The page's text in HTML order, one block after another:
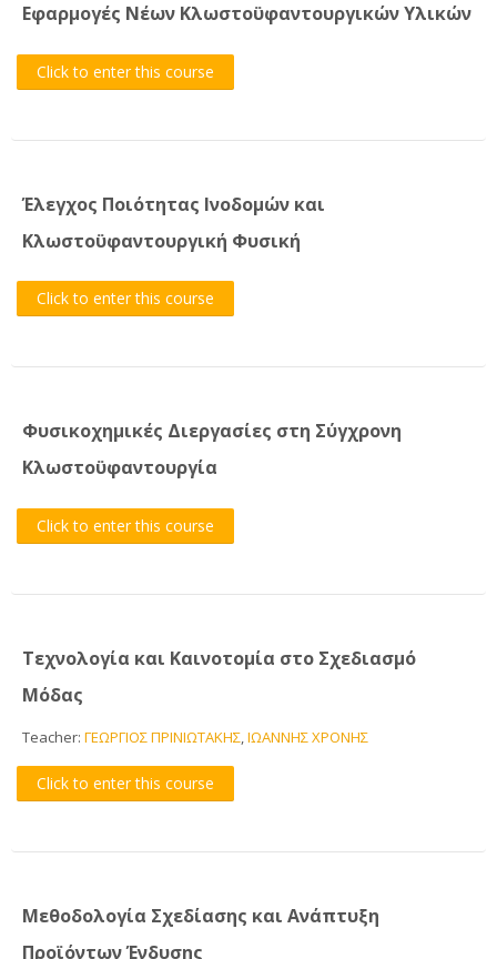
Εφαρμογές Νέων Κλωστοϋφαντουργικών Υλικών
Click to enter this course
Έλεγχος Ποιότητας Ινοδομών και
Κλωστοϋφαντουργική Φυσική
Click to enter this course
Φυσικοχημικές Διεργασίες στη Σύγχρονη
Κλωστοϋφαντουργία
Click to enter this course
Τεχνολογία και Καινοτομία στο Σχεδιασμό
Μόδας
Teacher: ΓΕΩΡΓΙΟΣ ΠΡΙΝΙΩΤΑΚΗΣ,ΙΩΑΝΝΗΣ ΧΡΟΝΗΣ
Click to enter this course
Μεθοδολογία Σχεδίασης και Ανάπτυξη
Προϊόντων Ένδυσης